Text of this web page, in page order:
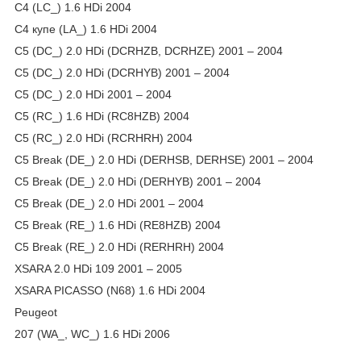
C4 (LC_) 1.6 HDi 2004
C4 купе (LA_) 1.6 HDi 2004
C5 (DC_) 2.0 HDi (DCRHZB, DCRHZE) 2001 – 2004
C5 (DC_) 2.0 HDi (DCRHYB) 2001 – 2004
C5 (DC_) 2.0 HDi 2001 – 2004
C5 (RC_) 1.6 HDi (RC8HZB) 2004
C5 (RC_) 2.0 HDi (RCRHRH) 2004
C5 Break (DE_) 2.0 HDi (DERHSB, DERHSE) 2001 – 2004
C5 Break (DE_) 2.0 HDi (DERHYB) 2001 – 2004
C5 Break (DE_) 2.0 HDi 2001 – 2004
C5 Break (RE_) 1.6 HDi (RE8HZB) 2004
C5 Break (RE_) 2.0 HDi (RERHRH) 2004
XSARA 2.0 HDi 109 2001 – 2005
XSARA PICASSO (N68) 1.6 HDi 2004
Peugeot
207 (WA_, WC_) 1.6 HDi 2006